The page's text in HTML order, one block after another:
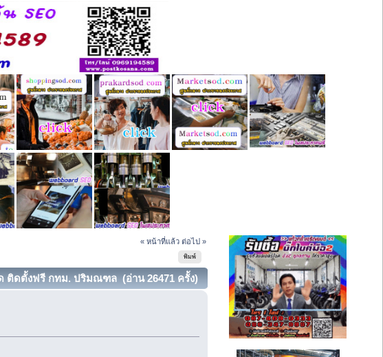
« หน้าที่แล้ว ต่อไป »
พิมพ์
ติดตั้งฟรี กทม. ปริมณฑล (อ่าน 26471 ครั้ง)